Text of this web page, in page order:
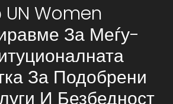
UN Women
За Меѓу-
За Подобрени
И Безбедност